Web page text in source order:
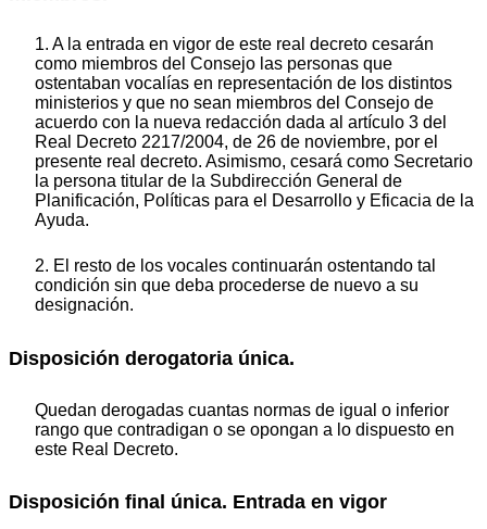
1. A la entrada en vigor de este real decreto cesarán
como miembros del Consejo las personas que
ostentaban vocalías en representación de los distintos
ministerios y que no sean miembros del Consejo de
acuerdo con la nueva redacción dada al artículo 3 del
Real Decreto 2217/2004, de 26 de noviembre, por el
presente real decreto. Asimismo, cesará como Secretario
la persona titular de la Subdirección General de
Planificación, Políticas para el Desarrollo y Eficacia de la
Ayuda.
2. El resto de los vocales continuarán ostentando tal
condición sin que deba procederse de nuevo a su
designación.
Disposición derogatoria única.
Quedan derogadas cuantas normas de igual o inferior
rango que contradigan o se opongan a lo dispuesto en
este Real Decreto.
Disposición final única. Entrada en vigor